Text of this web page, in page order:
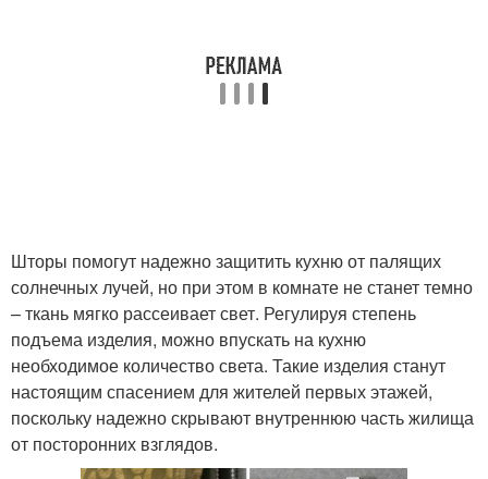
Шторы помогут надежно защитить кухню от палящих
солнечных лучей, но при этом в комнате не станет темно
– ткань мягко рассеивает свет. Регулируя степень
подъема изделия, можно впускать на кухню
необходимое количество света. Такие изделия станут
настоящим спасением для жителей первых этажей,
поскольку надежно скрывают внутреннюю часть жилища
от посторонних взглядов.